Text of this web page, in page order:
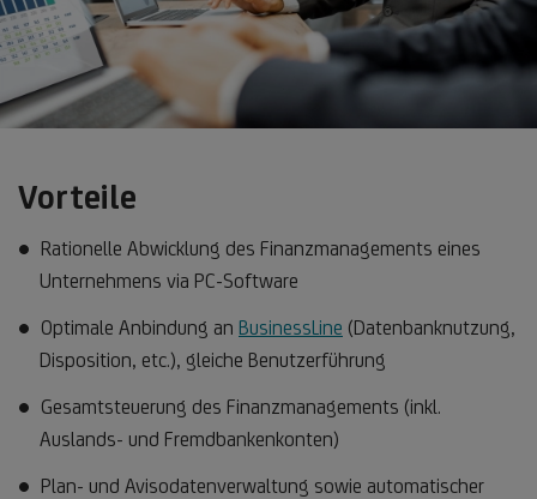
Vorteile
Rationelle Abwicklung des Finanzmanagements eines
Unternehmens via PC-Software
Optimale Anbindung an BusinessLine (Datenbanknutzung,
Disposition, etc.), gleiche Benutzerführung
Gesamtsteuerung des Finanzmanagements (inkl.
Auslands- und Fremdbankenkonten)
Plan- und Avisodatenverwaltung sowie automatischer